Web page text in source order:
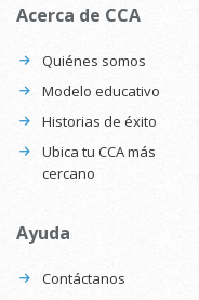
Acerca de CCA
Quiénes somos
Modelo educativo
Historias de éxito
Ubica tu CCA más
cercano
Ayuda
Contáctanos